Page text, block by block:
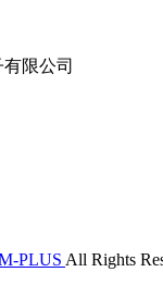
限公司
PLUS All Rights